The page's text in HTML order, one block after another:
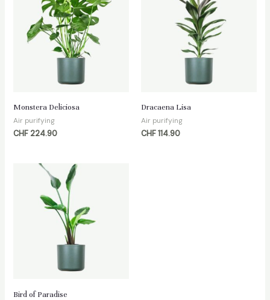
Monstera Deliciosa
Air purifying
CHF224.90
Dracaena Lisa
Air purifying
CHF114.90
Bird of Paradise